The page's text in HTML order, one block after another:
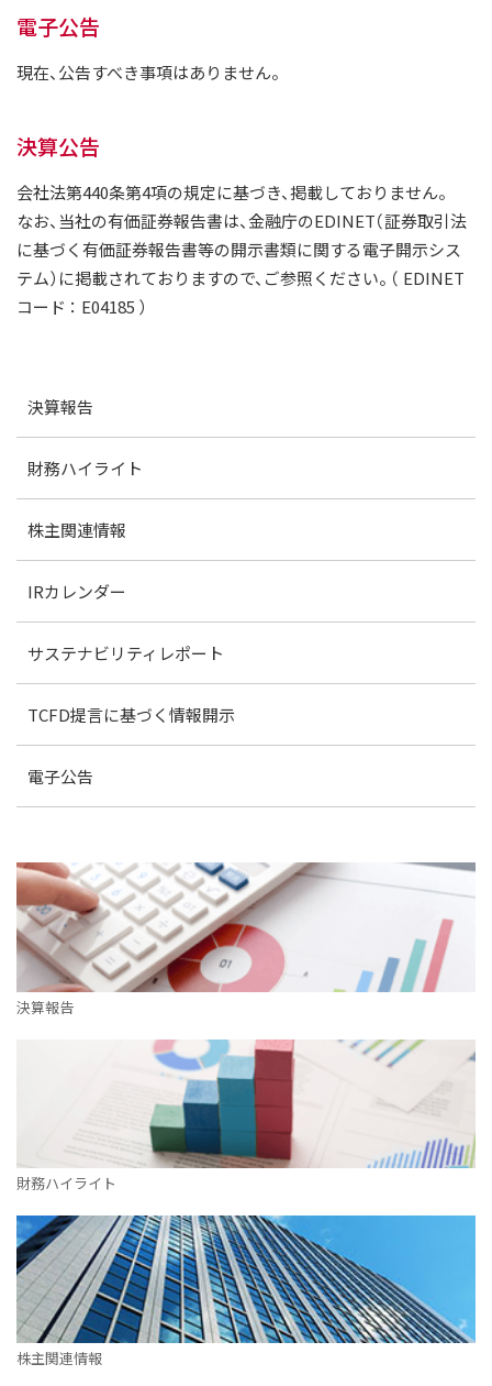
関連会社
海外現地法人
電子公告
現在、公告すべき事項はありません。
決算公告
会社法第440条第4項の規定に基づき、掲載しておりません。
なお、当社の有価証券報告書は、金融庁のEDINET（証券取引法
に基づく有価証券報告書等の開示書類に関する電子開示シス
テム）に掲載されておりますので、ご参照ください。 （ EDINET
コード ： E04185 ）
決算報告
財務ハイライト
株主関連情報
IRカレンダー
サステナビリティレポート
TCFD提言に基づく情報開示
電子公告
決算報告
財務ハイライト
株主関連情報